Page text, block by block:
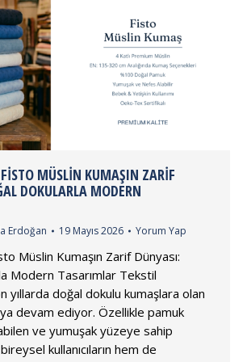
MÜSLIN KUMAŞIN ZARIF
DOKULARLA MODERN
Erdoğan 19 Mayıs 2026 Yorum Yap
Müslin Kumaşın Zarif Dünyası:
Modern Tasarımlar Tekstil
yıllarda doğal dokulu kumaşlara olan
devam ediyor. Özellikle pamuk
ve yumuşak yüzeye sahip
kullanıcıların hem de